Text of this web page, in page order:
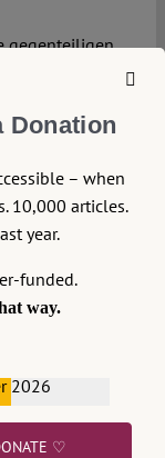
gegenteiligen
Verfolgung
dasBVerwG
auf die
auf
Gerichte
sie diese
oben
Donation
– when
10,000 articles.
year.
funded.
way.
2026
♡